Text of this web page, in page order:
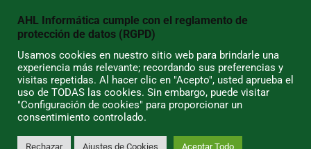
© 2026 AHL Informática
AHL Informática cumple con el reglamento de
protección de datos (RGPD)
Usamos cookies en nuestro sitio web para brindarle una
experiencia más relevante; recordando sus preferencias y
visitas repetidas. Al hacer clic en "Acepto", usted aprueba el
uso de TODAS las cookies. Sin embargo, puede visitar
"Configuración de cookies" para proporcionar un
consentimiento controlado.
Rechazar Ajustes de Cookies Aceptar Todo